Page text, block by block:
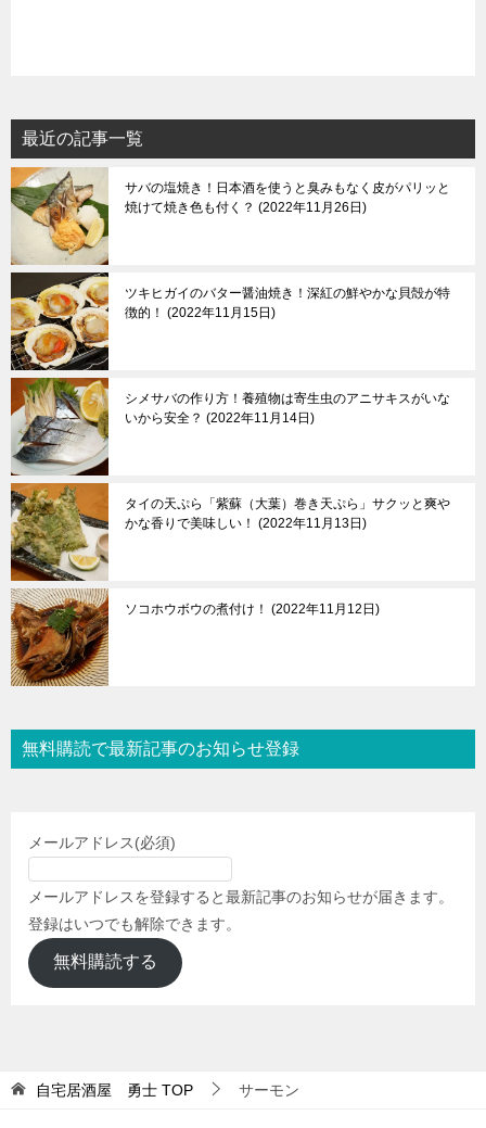
最近の記事一覧
サバの塩焼き！日本酒を使うと臭みもなく皮がパリッと
焼けて焼き色も付く？
2022年11月26日
ツキヒガイのバター醤油焼き！深紅の鮮やかな貝殻が特
徴的！
2022年11月15日
シメサバの作り方！養殖物は寄生虫のアニサキスがいな
いから安全？
2022年11月14日
タイの天ぷら「紫蘇（大葉）巻き天ぷら」サクッと爽や
かな香りで美味しい！
2022年11月13日
ソコホウボウの煮付け！ 2022年11月12日
無料購読で最新記事のお知らせ登録
メールアドレス(必須)
メールアドレスを登録すると最新記事のお知らせが届きます。
登録はいつでも解除できます。
無料購読する
自宅居酒屋 勇士 TOP サーモン